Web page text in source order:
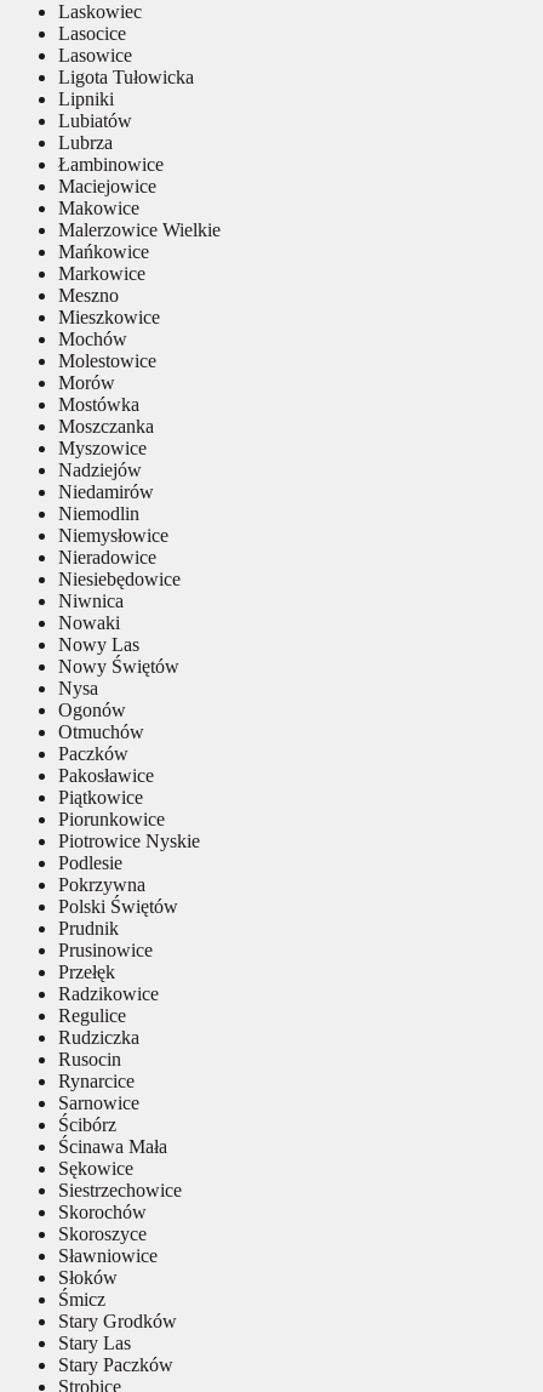
Laskowiec
Lasocice
Lasowice
Ligota Tułowicka
Lipniki
Lubiatów
Lubrza
Łambinowice
Maciejowice
Makowice
Malerzowice Wielkie
Mańkowice
Markowice
Meszno
Mieszkowice
Mochów
Molestowice
Morów
Mostówka
Moszczanka
Myszowice
Nadziejów
Niedamirów
Niemodlin
Niemysłowice
Nieradowice
Niesiebędowice
Niwnica
Nowaki
Nowy Las
Nowy Świętów
Nysa
Ogonów
Otmuchów
Paczków
Pakosławice
Piątkowice
Piorunkowice
Piotrowice Nyskie
Podlesie
Pokrzywna
Polski Świętów
Prudnik
Prusinowice
Przełęk
Radzikowice
Regulice
Rudziczka
Rusocin
Rynarcice
Sarnowice
Ścibórz
Ścinawa Mała
Sękowice
Siestrzechowice
Skorochów
Skoroszyce
Sławniowice
Słoków
Śmicz
Stary Grodków
Stary Las
Stary Paczków
Strobice